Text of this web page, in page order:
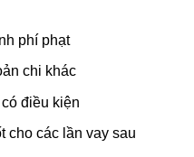
phí phạt
chi khác
điều kiện
cho các lần vay sau